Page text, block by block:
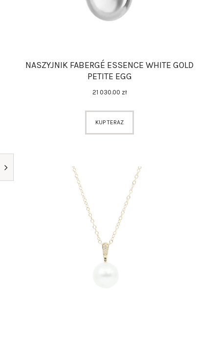
NASZYJNIK FABERGÉ ESSENCE WHITE GOLD
PETITE EGG
21 030.00 zł
KUP TERAZ